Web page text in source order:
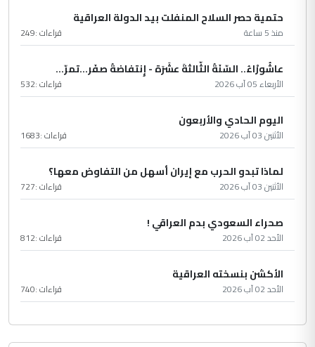
حتمية حصر السلاح المنفلت بيد الدولة العراقية
منذ 5 ساعة قراءات :249
عاشُورْاءُ.. السّنَةُ الثّالثةَ عشَرَة - إِنتفاضةُ صفَر…تمرّ...
الأربعاء 05 آب 2026 قراءات :532
اليوم الحادي والأربعون
الأثنين 03 آب 2026 قراءات :1683
لماذا تبدو الحرب مع إيران أسهل من التفاوض معها؟
الأثنين 03 آب 2026 قراءات :727
صحراء السعودي بدم العراقي !
الأحد 02 آب 2026 قراءات :812
الأكشن بنسخته العراقية
الأحد 02 آب 2026 قراءات :740